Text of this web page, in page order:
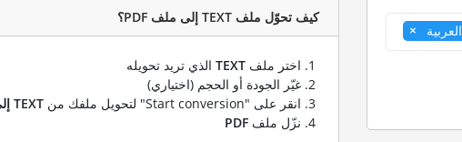
العربية
كيف تحوّل ملف TEXT إلى ملف PDF؟
اختر ملف TEXT الذي تريد تحويله
غيّر الجودة أو الحجم (اختياري)
انقر على "Start conversion" لتحويل ملفك من
TEXT إلى PDF
نزّل ملف PDF